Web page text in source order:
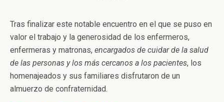
Tras finalizar este notable encuentro en el que se puso en
valor el trabajo y la generosidad de los enfermeros,
enfermeras y matronas, encargados de cuidar de la salud
de las personas y los más cercanos a los pacientes, los
homenajeados y sus familiares disfrutaron de un
almuerzo de confraternidad.